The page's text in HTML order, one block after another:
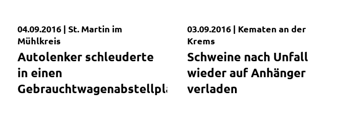
Kurzmeldung
04.09.2016 | St. Martin im
Mühlkreis
Autolenker schleuderte
in einen
Gebrauchtwagenabstellplatz
Kurzmeldung
03.09.2016 | Kematen an der
Krems
Schweine nach Unfall
wieder auf Anhänger
verladen